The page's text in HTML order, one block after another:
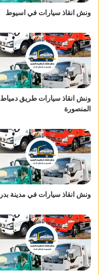
ونش انقاذ سيارات في اسيوط
ونش انقاذ سيارات طريق دمياط
المنصورة
ونش انقاذ سيارات في مدينة بدر